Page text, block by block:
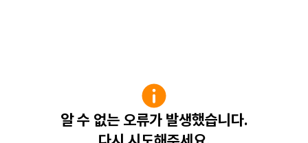
알 수 없는 오류가 발생했습니다.